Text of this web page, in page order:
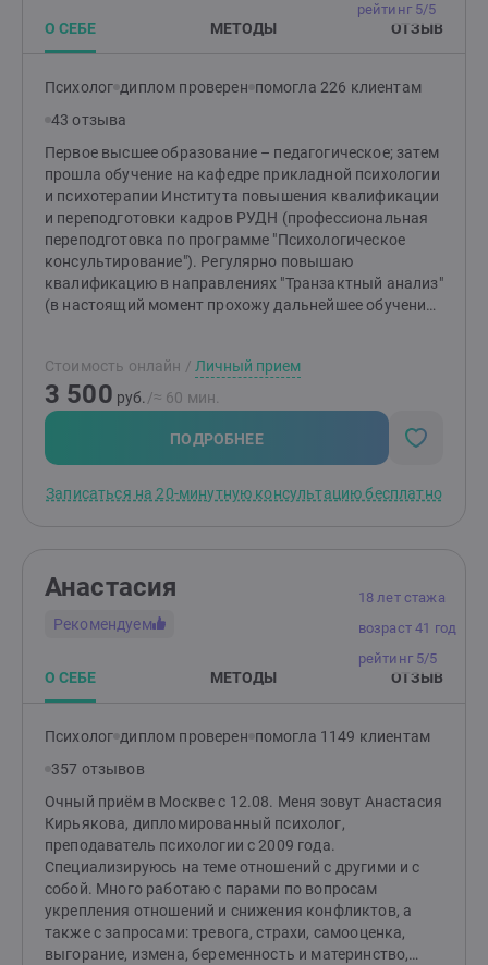
рейтинг 5/5
О СЕБЕ МЕТОДЫ ОТЗЫВ
Психолог диплом проверен помогла 226 клиентам
43 отзыва
Первое высшее образование – педагогическое; затем
прошла обучение на кафедре прикладной психологии
и психотерапии Института повышения квалификации
и переподготовки кадров РУДН (профессиональная
переподготовка по программе "Психологическое
консультирование"). Регулярно повышаю
квалификацию в направлениях "Транзактный анализ"
(в настоящий момент прохожу дальнейшее обучение
терапия", участвую в супервизиях и интервизиях.
Работаю психологом в центре аддиктологии. На
протяжении 5 лет прохожу личную терапию у
сертифицированного аналитика (член Европейской
ассоциации транзактного анализа).
полученных в процессе психологического
Стоимость онлайн / Личный прием
3 500 руб. /≈ 60 мин.
ПОДРОБНЕЕ
Записаться на 20-минутную консультацию бесплатно
18 лет стажа
возраст 41 год
рейтинг 5/5
Анастасия
Рекомендуем
О СЕБЕ МЕТОДЫ ОТЗЫВ
Психолог диплом проверен помогла 1149 клиентам
357 отзывов
Очный приём в Москве с 12.08. Меня зовут Анастасия
Кирьякова, дипломированный психолог,
преподаватель психологии с 2009 года.
Специализируюсь на теме отношений с другими и с
собой. Много работаю с парами по вопросам
укрепления отношений и снижения конфликтов, а
также с запросами: тревога, страхи, самооценка,
выгорание, измена, беременность и материнство,